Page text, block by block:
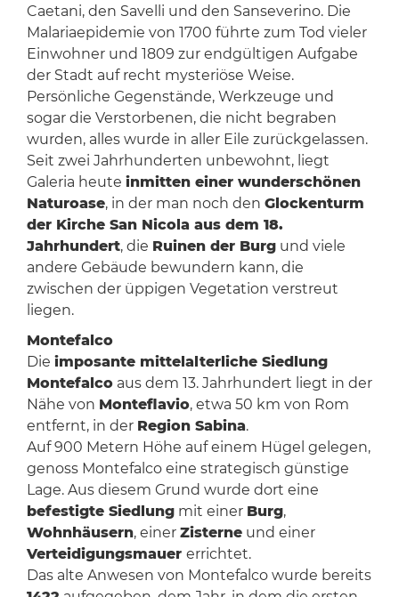
Caetani, den Savelli und den Sanseverino. Die
Malariaepidemie von 1700 führte zum Tod vieler
Einwohner und 1809 zur endgültigen Aufgabe
der Stadt auf recht mysteriöse Weise.
Persönliche Gegenstände, Werkzeuge und
sogar die Verstorbenen, die nicht begraben
wurden, alles wurde in aller Eile zurückgelassen.
Seit zwei Jahrhunderten unbewohnt, liegt
Galeria heute inmitten einer wunderschönen
Naturoase, in der man noch den Glockenturm
der Kirche San Nicola aus dem 18.
Jahrhundert, die Ruinen der Burgund viele
andere Gebäude bewundern kann, die
zwischen der üppigen Vegetation verstreut
liegen.
Montefalco
Die imposante mittelalterliche Siedlung
Montefalcoaus dem 13. Jahrhundert liegt in der
Nähe von Monteflavio, etwa 50 km von Rom
entfernt, in der Region Sabina.
Auf 900 Metern Höhe auf einem Hügel gelegen,
genoss Montefalco eine strategisch günstige
Lage. Aus diesem Grund wurde dort eine
befestigte Siedlungmit einer Burg,
Wohnhäusern, einer Zisterneund einer
Verteidigungsmauer errichtet.
Das alte Anwesen von Montefalco wurde bereits